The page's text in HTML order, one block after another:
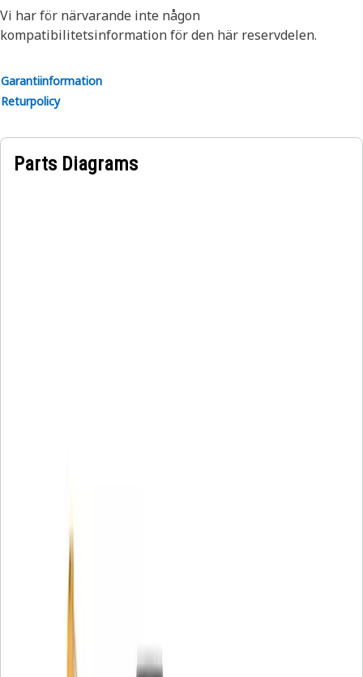
Vi har för närvarande inte någon
kompatibilitetsinformation för den här reservdelen.
Garantiinformation
Returpolicy
Parts Diagrams